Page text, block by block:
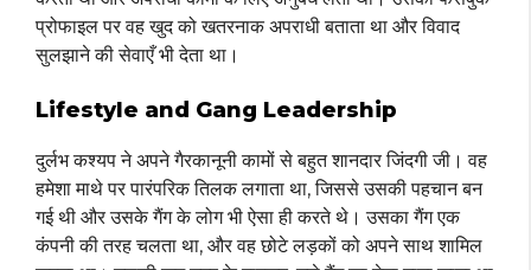
प्रोफाइल पर वह खुद को खतरनाक अपराधी बताता था और विवाद
सुलझाने की सेवाएँ भी देता था।
Lifestyle and Gang Leadership
दुर्लभ कश्यप ने अपने गैरकानूनी कामों से बहुत शानदार जिंदगी जी। वह
हमेशा माथे पर पारंपरिक तिलक लगाता था, जिससे उसकी पहचान बन
गई थी और उसके गैंग के लोग भी ऐसा ही करते थे। उसका गैंग एक
कंपनी की तरह चलता था, और वह छोटे लड़कों को अपने साथ शामिल